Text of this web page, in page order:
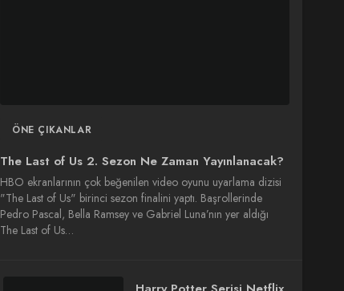
ÖNE ÇIKANLAR
The Last of Us 2. Sezon Ne Zaman Yayınlanacak?
HBO ekranlarının çok beğenilen video oyunu uyarlama dizisi
"The Last of Us" birinci sezon finalini yaptı. Başrollerinde
Pedro Pascal, Bella Ramsey ve Gabriel Luna’nın yer aldığı
The Last of Us…